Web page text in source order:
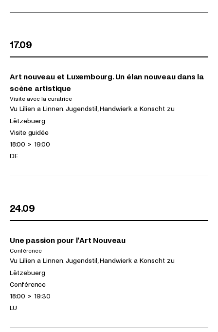
17.09
Art nouveau et Luxembourg. Un élan nouveau dans la
scène artistique
Visite avec la curatrice
(jeudi 17.09.2026)
Expositions
Vu Lilien a Linnen. Jugendstil, Handwierk a Konscht zu
Lëtzebuerg
Activités
Visite guidée
Horaires
18:00 > 19:00
Langues
DE
24.09
Une passion pour l'Art Nouveau
Conférence
(jeudi 24.09.2026)
Expositions
Vu Lilien a Linnen. Jugendstil, Handwierk a Konscht zu
Lëtzebuerg
Activités
Conférence
Horaires
18:00 > 19:30
Langues
LU